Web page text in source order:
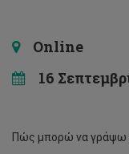
Online
16
Πώς μπορώ να γράψω